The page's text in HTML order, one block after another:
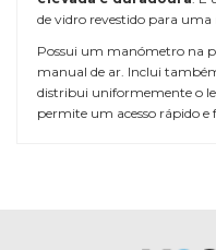
de vidro revestido para uma
Possui um manómetro na
manual de ar. Inclui
distribui uniformemente o
permite um acesso rápido